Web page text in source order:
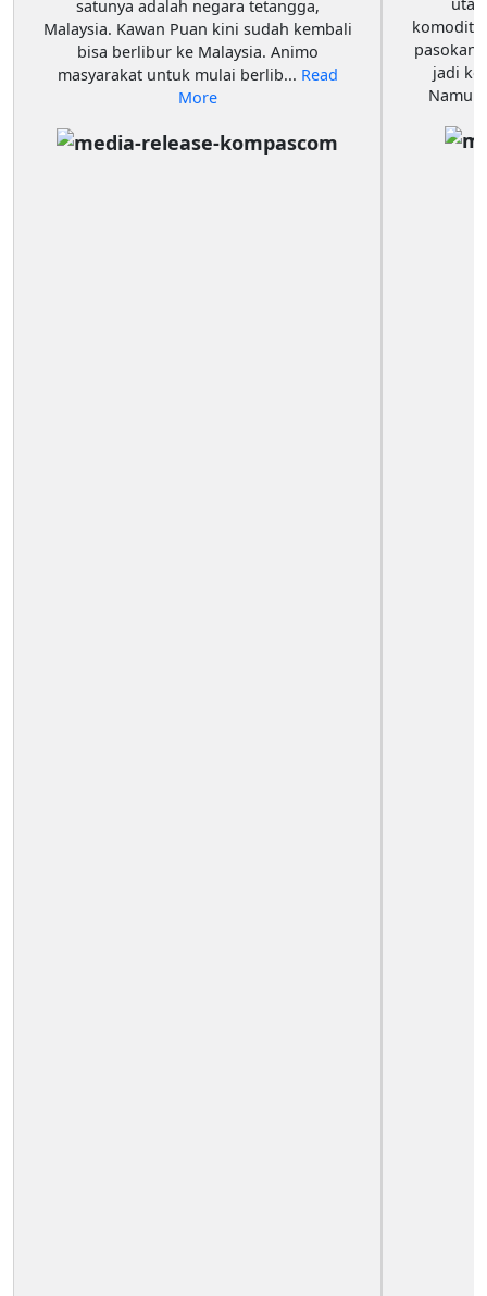
satunya adalah negara tetangga,
Malaysia. Kawan Puan kini sudah kembali
bisa berlibur ke Malaysia. Animo
masyarakat untuk mulai berlib... Read
More
pasokan
jadi